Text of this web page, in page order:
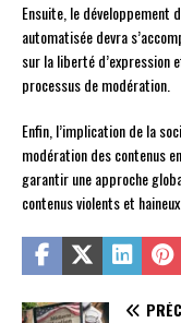
Ensuite, le développement
automatisée devra
sur la liberté d’expression
processus de modération.
Enfin, l’implication de la
modération des contenus
garantir une approche
contenus violents et